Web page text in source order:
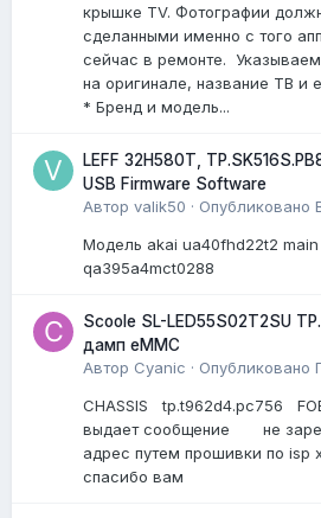
крышке TV. Фотографии
сделанными именно с того
сейчас в ремонте.
на оригинале, название ТВ и
* Бренд и модель...
LEFF 32H580T,
USB Firmware Software
Автор valik50 · Опубликовано
Модель akai ua40fhd22t2 main
qa395a4mct0288
Scoole SL-LED55S02T2SU
дамп eMMC
Автор Cyanic · Опубликовано
CHASSIS tp.t962d4.pc756
выдает сообщение не
адрес путем прошивки по isp
спасибо вам